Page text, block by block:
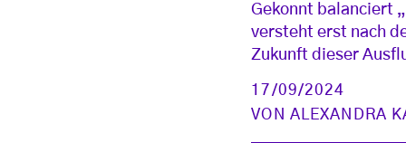
Gekonnt balanciert
versteht erst nach
Zukunft dieser
17/09/2024
VON ALEXANDRA